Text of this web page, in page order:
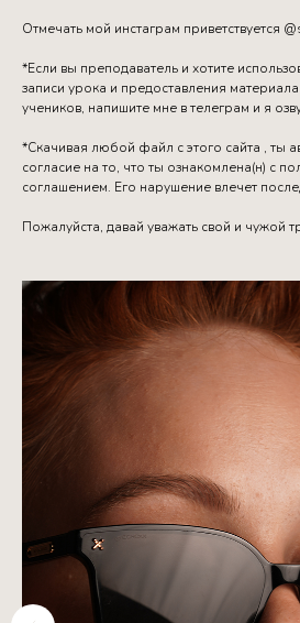
Отмечать мой инстаграм приветствуется
*Если вы преподаватель и хотите
записи урока и предоставления
учеников, напишите мне в телеграм и я
*Скачивая любой файл с этого сайта , ты
согласие на то, что ты ознакомлена(н) с
соглашением. Его нарушение влечет
Пожалуйста, давай уважать свой и чужой